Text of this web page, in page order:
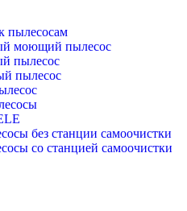
пылесосам
моющий пылесос
пылесос
пылесос
без станции самоочистки
со станцией самоочистки